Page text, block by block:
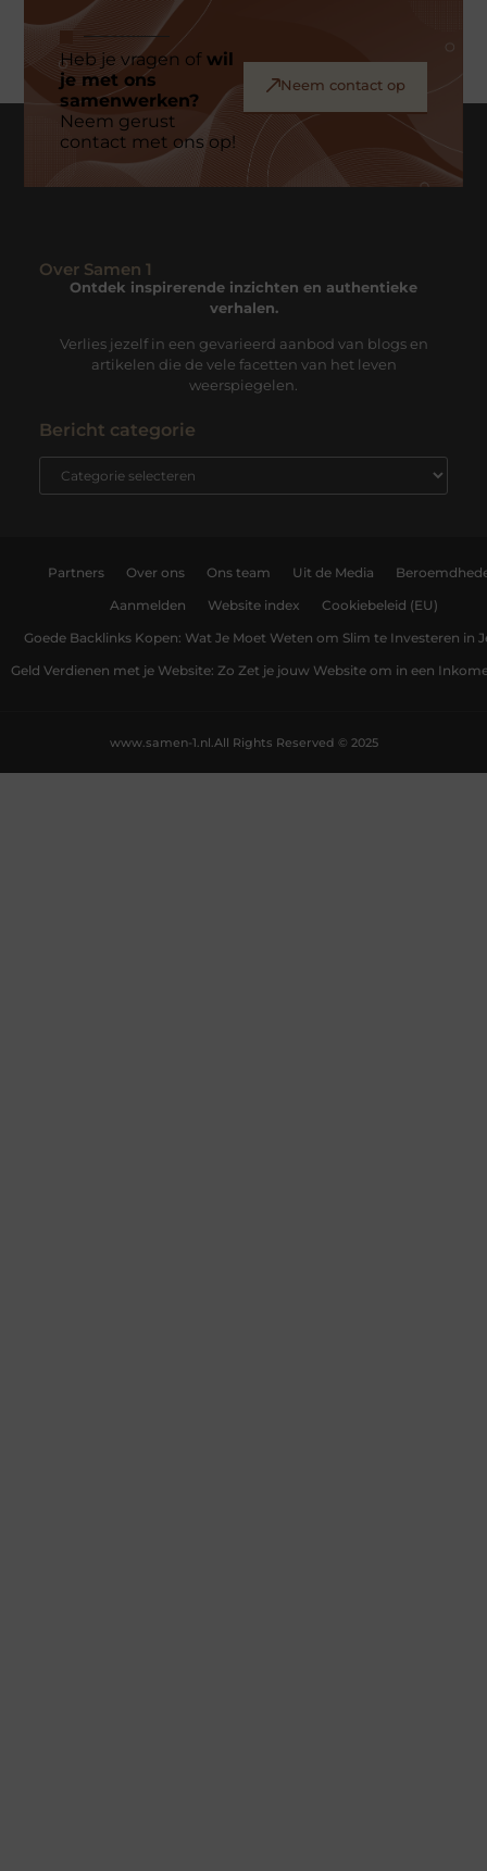
Heb je vragen ofwil
je met ons
samenwerken?
Neem gerust
contact met ons op!
Neem contact op
Over Samen 1
Ontdek inspirerende inzichten en authentieke
verhalen.
Verlies jezelf in een gevarieerd aanbod van blogs en
artikelen die de vele facetten van het leven
weerspiegelen.
Bericht categorie
Partners Over ons Ons team Uit de Media
Aanmelden Website index Cookiebeleid (EU)
Goede Backlinks Kopen: Wat Je Moet Weten om Slim te Investeren in
Geld Verdienen met je Website: Zo Zet je jouw Website om in een
All Rights Reserved © 2025
www.samen-1.nl.